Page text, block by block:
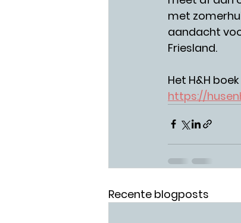
met
aandacht
Friesland.
Het H&H
https://
Recente blogposts